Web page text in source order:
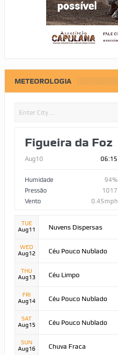
METEOROLOGIA
Figueira da Foz
Aug10 06:15
Humidade
94%
Pressão
1017
Vento
0.45mph
TUE
Aug11
Nuvens Dispersas
WED
Aug12
Céu Pouco Nublado
THU
Aug13
Céu Limpo
FRI
Aug14
Céu Pouco Nublado
SAT
Aug15
Céu Pouco Nublado
SUN
Aug16
Chuva Fraca